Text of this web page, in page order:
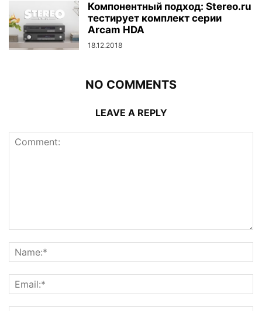
Компонентный подход: Stereo.ru
тестирует комплект серии
Arcam HDA
18.12.2018
NO COMMENTS
LEAVE A REPLY